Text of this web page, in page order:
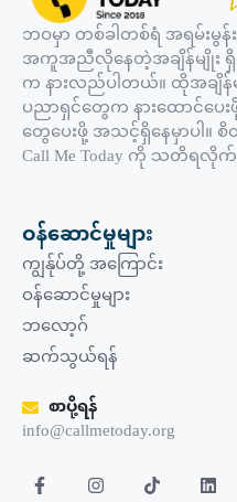
ဘဝမှာ တစ်ခါတစ်ရံ အရမ်းမွ
အကူအညီလိုနေတဲ့အချိန်မျိုး
က နားလည်ပါတယ်။ ထိုအချိန်
ပညာရှင်တွေက နားထောင်ပ
တွေပေးဖို့ အသင့်ရှိနေမှာပါ
Call Me Today ကို သတိရလိုက်
ဝန်ဆောင်မှုများ
ကျွန်ုပ်တို့ အကြောင်း
ဝန်ဆောင်မှုများ
ဘလော့ဂ်
ဆက်သွယ်ရန်
စာပို့ရန်
info@callmetoday.org